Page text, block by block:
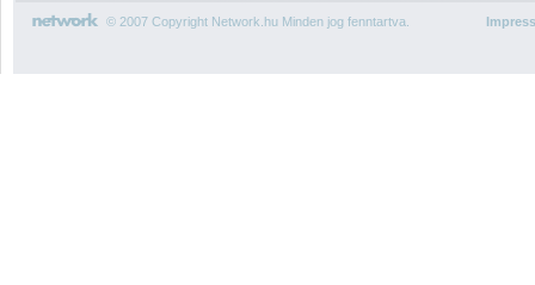
© 2007 Copyright Network.hu Minden jog fenntartva.